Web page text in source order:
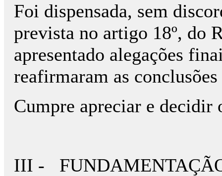
Foi dispensada, sem
prevista no artigo 18º, do
apresentado alegações
reafirmaram as
Cumpre apreciar e decidir
III -